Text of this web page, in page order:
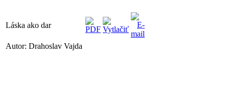
Láska ako dar
Autor: Drahoslav Vajda